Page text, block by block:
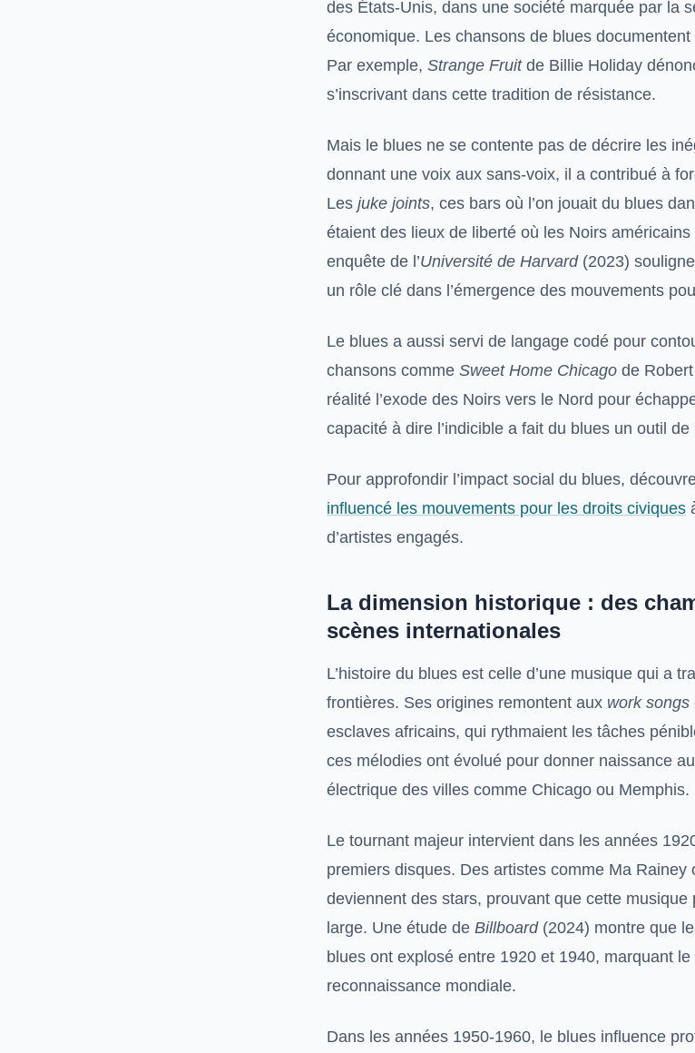
des États-Unis, dans une société marquée par la
économique. Les chansons de blues
Par exemple, Strange Fruitde Billie Holiday
s’inscrivant dans cette tradition de résistance.
Mais le blues ne se contente pas de décrire les
donnant une voix aux sans-voix, il a contribué à
Les juke joints, ces bars où l’on jouait du blues
étaient des lieux de liberté où les Noirs américains
enquête de l’Université de Harvard(2023)
un rôle clé dans l’émergence des mouvements
Le blues a aussi servi de langage codé pour
chansons comme Sweet Home Chicago de
réalité l’exode des Noirs vers le Nord pour
capacité à dire l’indicible a fait du blues un outil
Pour approfondir l’impact social du blues,
influencé les mouvements pour les droits civiques
d’artistes engagés.
La dimension historique : des
scènes internationales
L’histoire du blues est celle d’une musique qui a
frontières. Ses origines remontent aux work songs
esclaves africains, qui rythmaient les tâches
ces mélodies ont évolué pour donner naissance
électrique des villes comme Chicago ou Memphis.
Le tournant majeur intervient dans les années
premiers disques. Des artistes comme Ma Rainey
deviennent des stars, prouvant que cette musique
large. Une étude de Billboard(2024) montre que
blues ont explosé entre 1920 et 1940, marquant
reconnaissance mondiale.
Dans les années 1950-1960, le blues influence